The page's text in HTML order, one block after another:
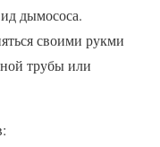
дымососа.
своими рукми
трубы или